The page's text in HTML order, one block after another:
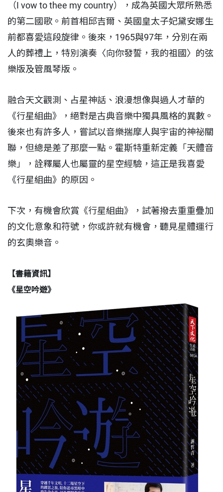
（I vow to thee my country），成為英國大眾所熟悉
的第二國歌。前首相邱吉爾、英國皇太子妃黛安娜生
前都喜愛這段旋律。後來，1965與97年，分別在兩
人的葬禮上，特別演奏〈向你發誓，我的祖國〉的弦
樂版及管風琴版。
融合天文觀測、占星神話、浪漫想像與過人才華的
《行星組曲》，絕對是古典音樂中獨具風格的異數。
後來也有許多人，嘗試以音樂揣摩人與宇宙的神祕關
聯，但總是差了那麼一點。霍斯特重新定義「天體音
樂」，詮釋屬人也屬靈的星空經驗，這正是我喜愛
《行星組曲》的原因。
下次，有機會欣賞《行星組曲》，試著撥去重重疊加
的文化意象和符號，你或許就有機會，聽見星體運行
的玄奧樂音。
【書籍資訊】
《星空吟遊》